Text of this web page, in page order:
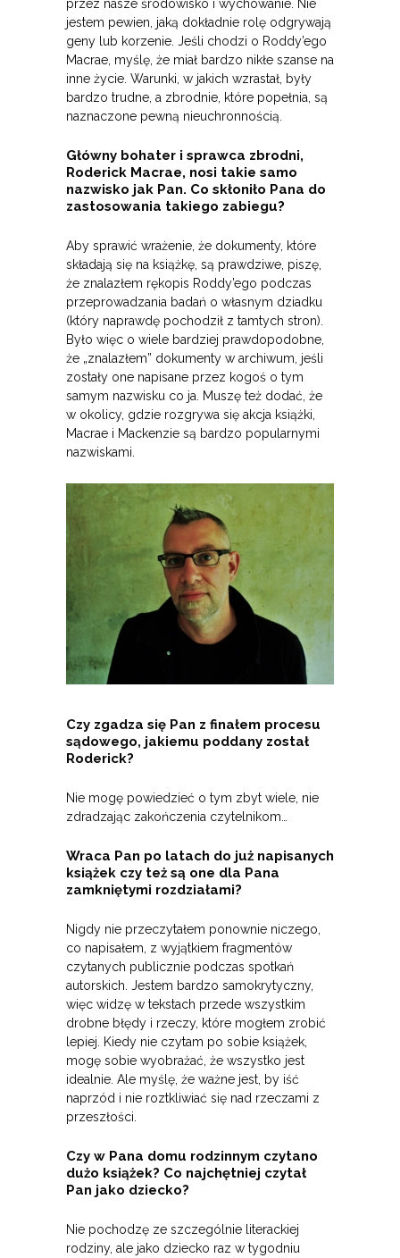
przez nasze środowisko i wychowanie. Nie
jestem pewien, jaką dokładnie rolę odgrywają
geny lub korzenie. Jeśli chodzi o Roddy’ego
Macrae, myślę, że miał bardzo nikłe szanse na
inne życie. Warunki, w jakich wzrastał, były
bardzo trudne, a zbrodnie, które popełnia, są
naznaczone pewną nieuchronnością.
Główny bohater i sprawca zbrodni,
Roderick Macrae, nosi takie samo
nazwisko jak Pan. Co skłoniło Pana do
zastosowania takiego zabiegu?
Aby sprawić wrażenie, że dokumenty, które
składają się na książkę, są prawdziwe, piszę,
że znalazłem rękopis Roddy’ego podczas
przeprowadzania badań o własnym dziadku
(który naprawdę pochodził z tamtych stron).
Było więc o wiele bardziej prawdopodobne,
że „znalazłem” dokumenty w archiwum, jeśli
zostały one napisane przez kogoś o tym
samym nazwisku co ja. Muszę też dodać, że
w okolicy, gdzie rozgrywa się akcja książki,
Macrae i Mackenzie są bardzo popularnymi
nazwiskami.
Czy zgadza się Pan z finałem procesu
sądowego, jakiemu poddany został
Roderick?
Nie mogę powiedzieć o tym zbyt wiele, nie
zdradzając zakończenia czytelnikom…
Wraca Pan po latach do już napisanych
książek czy też są one dla Pana
zamkniętymi rozdziałami?
Nigdy nie przeczytałem ponownie niczego,
co napisałem, z wyjątkiem fragmentów
czytanych publicznie podczas spotkań
autorskich. Jestem bardzo samokrytyczny,
więc widzę w tekstach przede wszystkim
drobne błędy i rzeczy, które mogłem zrobić
lepiej. Kiedy nie czytam po sobie książek,
mogę sobie wyobrażać, że wszystko jest
idealnie. Ale myślę, że ważne jest, by iść
naprzód i nie roztkliwiać się nad rzeczami z
przeszłości.
Czy w Pana domu rodzinnym czytano
dużo książek? Co najchętniej czytał
Pan jako dziecko?
Nie pochodzę ze szczególnie literackiej
rodziny, ale jako dziecko raz w tygodniu